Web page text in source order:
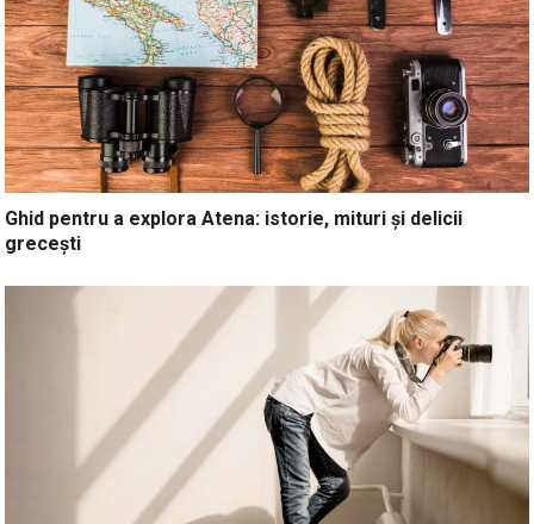
Ghid pentru a explora Atena: istorie, mituri și delicii
grecești